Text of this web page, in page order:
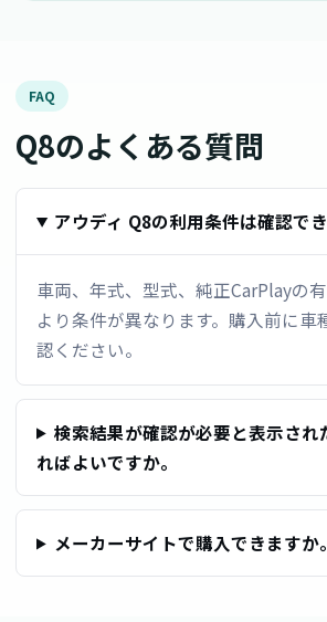
FAQ
Q8のよくある質問
アウディ Q8の利用条件は確認でき
車両、年式、型式、純正CarPlayの
より条件が異なります。購入前に車
認ください。
検索結果が確認が必要と表示され
ればよいですか。
メーカーサイトで購入できますか。